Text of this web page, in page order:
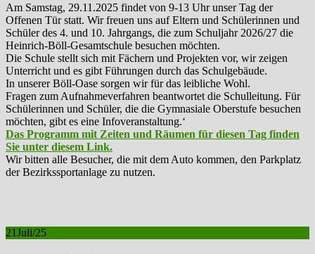
Am Samstag, 29.11.2025 findet von 9-13 Uhr unser Tag der
Offenen Tür statt. Wir freuen uns auf Eltern und Schülerinnen und
Schüler des 4. und 10. Jahrgangs, die zum Schuljahr 2026/27 die
Heinrich-Böll-Gesamtschule besuchen möchten.
Die Schule stellt sich mit Fächern und Projekten vor, wir zeigen
Unterricht und es gibt Führungen durch das Schulgebäude.
In unserer Böll-Oase sorgen wir für das leibliche Wohl.
Fragen zum Aufnahmeverfahren beantwortet die Schulleitung. Für
Schülerinnen und Schüler, die die Gymnasiale Oberstufe besuchen
möchten, gibt es eine Infoveranstaltung.‘
Das Programm mit Zeiten und Räumen für diesen Tag finden
Sie unter diesem Link.
Wir bitten alle Besucher, die mit dem Auto kommen, den Parkplatz
der Bezirkssportanlage zu nutzen.
21Juli/25